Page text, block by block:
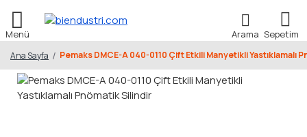
Ana Sayfa Pemaks DMCE-A 040-0110 Çift Etkili Manyetikli Yastıklamalı